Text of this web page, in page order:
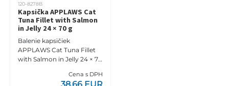
120-8278B
Kapsička APPLAWS Cat
Tuna Fillet with Salmon
in Jelly 24 × 70 g
Balenie kapsičiek
APPLAWS Cat Tuna Fillet
with Salmon in Jelly 24 × 70
krmivo pre dospelé mačky
Cena s DPH